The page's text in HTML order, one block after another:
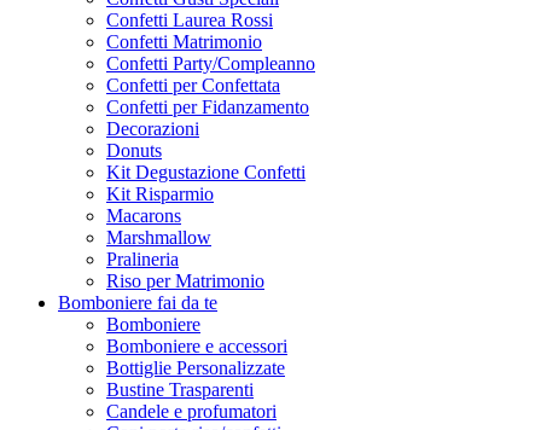
Confetti Laurea Rossi
Confetti Matrimonio
Confetti Party/Compleanno
Confetti per Confettata
Confetti per Fidanzamento
Decorazioni
Donuts
Kit Degustazione Confetti
Kit Risparmio
Macarons
Marshmallow
Pralineria
Riso per Matrimonio
Bomboniere fai da te
Bomboniere
Bomboniere e accessori
Bottiglie Personalizzate
Bustine Trasparenti
Candele e profumatori